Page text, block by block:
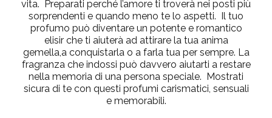
vita. Preparati perché l’amore ti troverà nei posti più
sorprendenti e quando meno te lo aspetti. Il tuo
profumo può diventare un potente e romantico
elisir che ti aiuterà ad attirare la tua anima
gemella,a conquistarla o a farla tua per sempre. La
fragranza che indossi può davvero aiutarti a restare
nella memoria di una persona speciale. Mostrati
sicura di te con questi profumi carismatici, sensuali
e memorabili.